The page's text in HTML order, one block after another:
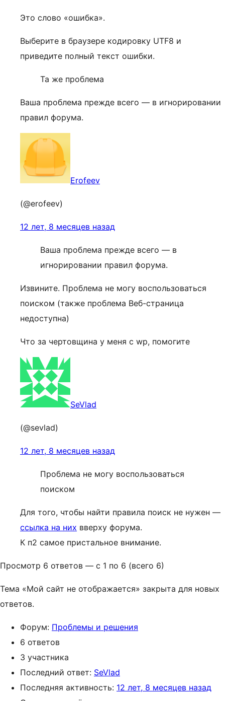
Это слово «ошибка».
Выберите в браузере кодировку UTF8 и
приведите полный текст ошибки.
Та же проблема
Ваша проблема прежде всего — в игнорировании
правил форума.
Erofeev
(@erofeev)
12 лет, 8 месяцев назад
Ваша проблема прежде всего — в
игнорировании правил форума.
Извините. Проблема не могу воспользоваться
поиском (также проблема Веб-страница
недоступна)
Что за чертовщина у меня с wp, помогите
SeVlad
(@sevlad)
12 лет, 8 месяцев назад
Проблема не могу воспользоваться
поиском
Для того, чтобы найти правила поиск не нужен —
ссылка на них вверху форума.
К п2 самое пристальное внимание.
Просмотр 6 ответов — с 1 по 6 (всего 6)
Тема «Мой сайт не отображается» закрыта для новых
ответов.
Форум: Проблемы и решения
6 ответов
3 участника
Последний ответ: SeVlad
Последняя активность: 12 лет, 8 месяцев назад